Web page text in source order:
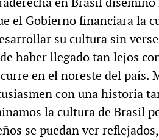
el Gobierno financiara la
su cultura sin
haber llegado tan lejos
en el noreste del país.
con una historia
la cultura de Brasil
se puedan ver